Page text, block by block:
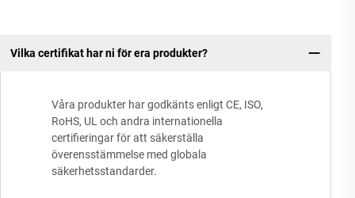
Vilka certifikat har ni för era produkter?
Våra produkter har godkänts enligt CE, ISO,
RoHS, UL och andra internationella
certifieringar för att säkerställa
överensstämmelse med globala
säkerhetsstandarder.